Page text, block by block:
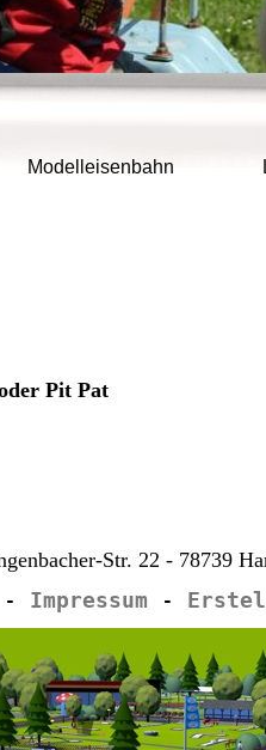
Modelleisenbahn
Pit Pat
Str. 22 - 78739
- Impressum -